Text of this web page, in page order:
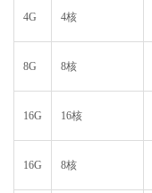
4G 4核
8G 8核
16G 16核
16G 8核